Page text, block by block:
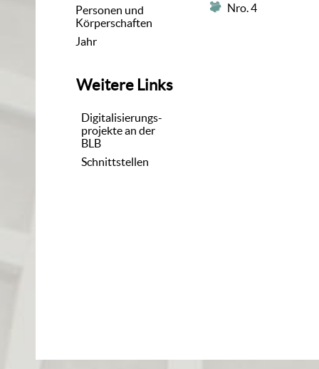
Personen und
Körperschaften
Jahr
Weitere Links
Digitalisierungs-
projekte an der
BLB
Schnittstellen
Nro. 4